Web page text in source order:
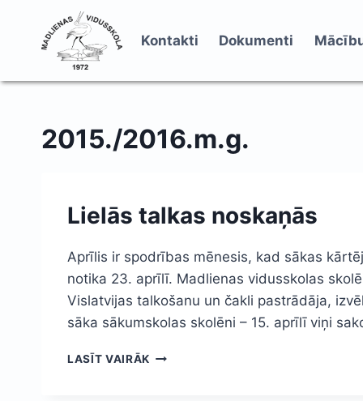
content
Kontakti Dokumenti
2015./2016.m.g.
Lielās talkas noskaņās
Aprīlis ir spodrības mēnesis, kad sākas
notika 23. aprīlī. Madlienas vidusskolas
Vislatvijas talkošanu un čakli pastrādāja,
sāka sākumskolas skolēni – 15. aprīlī viņi
LASĪT VAIRĀK LIELĀS